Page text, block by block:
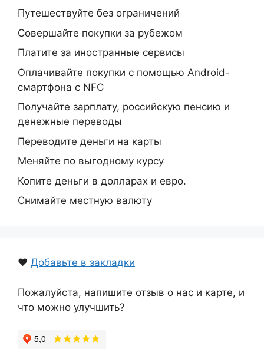
Путешествуйте без ограничений
Совершайте покупки за рубежом
Платите за иностранные сервисы
Оплачивайте покупки с помощью Android-
смартфона с NFC
Получайте зарплату, российскую пенсию и
денежные переводы
Переводите деньги на карты
Меняйте по выгодному курсу
Копите деньги в долларах и евро.
Снимайте местную валюту
❤️ Добавьте в закладки
Пожалуйста, напишите отзыв о нас и карте, и
что можно улучшить?